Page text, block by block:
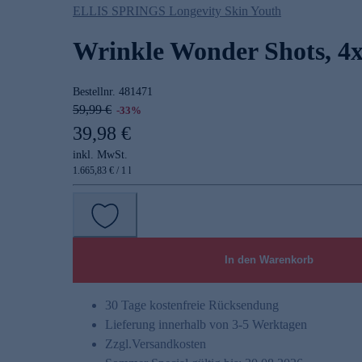
ELLIS SPRINGS Longevity Skin Youth
Wrinkle Wonder Shots,
Bestellnr. 481471
59,99 € -33%
39,98 €
inkl. MwSt.
1.665,83 € / 1 l
In den Warenkorb
30 Tage kostenfreie Rücksendung
Lieferung innerhalb von 3-5 Werktagen
Zzgl.Versandkosten